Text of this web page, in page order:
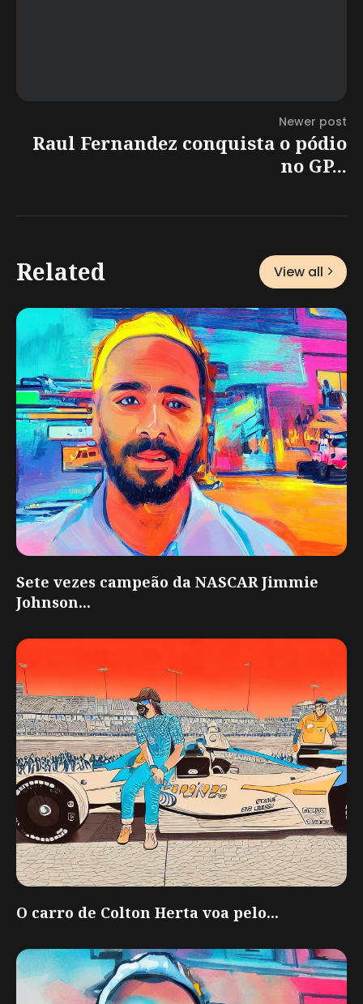
Newer post
Raul Fernandez conquista o pódio
no GP...
Related View all
Sete vezes campeão da NASCAR Jimmie
Johnson...
O carro de Colton Herta voa pelo...